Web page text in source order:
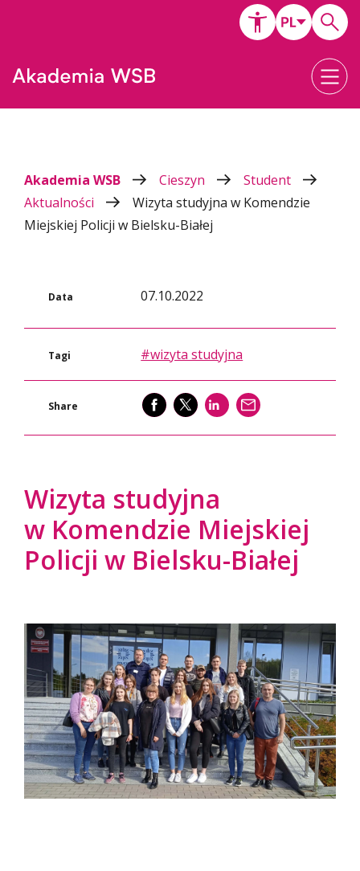
Akademia WSB Cieszyn
Student
Aktualności
Wizyta studyjna w Komendzie
Miejskiej Policji w Bielsku-Białej
Data 07.10.2022
Tagi #wizyta studyjna
Share SHARE SHARE SHARE
Wizyta studyjna
w Komendzie Miejskiej
Policji w Bielsku-Białej